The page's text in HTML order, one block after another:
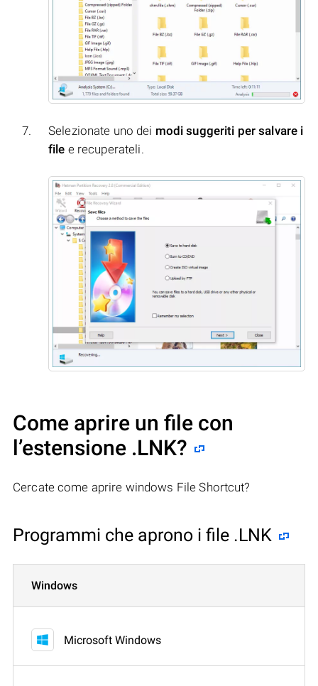
Selezionate uno dei modi suggeriti per salvare i
file e recuperateli.
Come aprire un file con
l’estensione .LNK?
Cercate come aprire windows File Shortcut?
Programmi che aprono i file .LNK
Windows
Microsoft Windows